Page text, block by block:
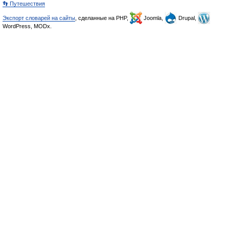
👣 Путешествия
Экспорт словарей на сайты , сделанные на PHP, Joomla,
Drupal,
WordPress, MODx.